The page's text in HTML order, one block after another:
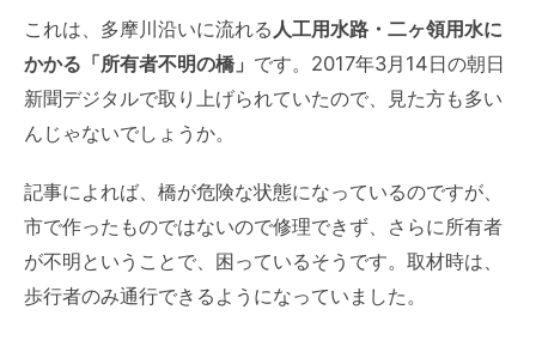
これは、多摩川沿いに流れる 人工用水路・二ヶ領用水に
かかる「所有者不明の橋」 です。2017年3月14日の朝日
新聞デジタルで取り上げられていたので、見た方も多い
んじゃないでしょうか。
記事によれば、橋が危険な状態になっているのですが、
市で作ったものではないので修理できず、さらに所有者
が不明ということで、困っているそうです。取材時は、
歩行者のみ通行できるようになっていました。